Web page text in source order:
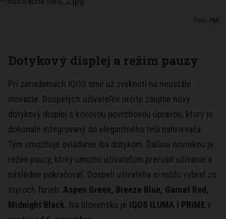
Foto: PMI
Dotykový displej a režim pauzy
Pri zariadeniach IQOS sme už zvyknutí na neustále
inovácie. Dospelých užívateľov určite zaujme nový
dotykový displej s kovovou povrchovou úpravou, ktorý je
dokonale integrovaný do elegantného tela nahrievača.
Tým umožňuje ovládanie iba dotykom. Ďalšou novinkou je
režim pauzy, ktorý umožní užívateľom prerušiť užívanie a
následne pokračovať. Dospelí užívatelia si môžu vybrať zo
štyroch farieb: Aspen Green, Breeze Blue, Garnet Red,
Midnight Black. Na Slovensku je IQOS ILUMA i PRIME v